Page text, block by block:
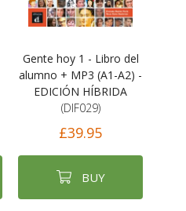
Gente hoy 1 - Libro del
alumno + MP3 (A1-A2) -
EDICIÓN HÍBRIDA
(DIF029)
£39.95
BUY